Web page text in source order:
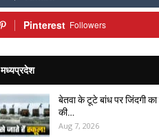
Pinterest Followers
मध्यप्रदेश
बेतवा के टूटे बांध पर जिंदगी
की…
Aug 7, 2026